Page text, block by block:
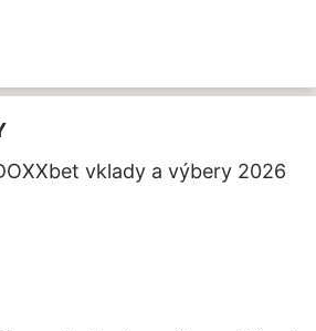
vklady a výbery 2026